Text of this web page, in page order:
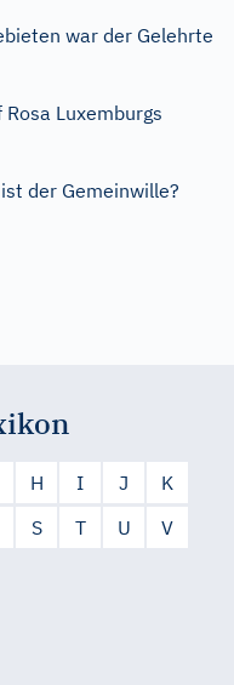
war der Gelehrte
Luxemburgs
der Gemeinwille?
H I J
K
S T U
V